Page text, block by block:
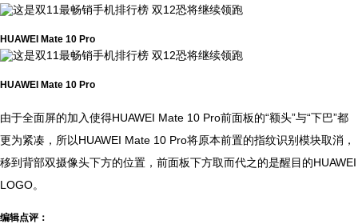
HUAWEI Mate 10 Pro
HUAWEI Mate 10 Pro
由于全面屏的加入使得HUAWEI Mate 10 Pro前面板的“额头”与“下巴”都
更为紧凑，所以HUAWEI Mate 10 Pro将原本前置的指纹识别模块取消，
移到背部双摄像头下方的位置，前面板下方取而代之的是醒目的HUAWEI
LOGO。
编辑点评：